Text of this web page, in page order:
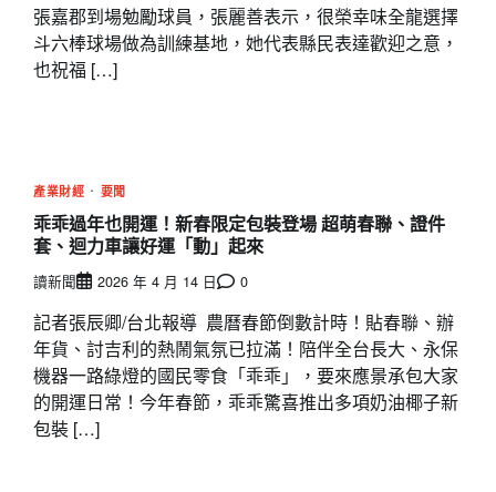
張嘉郡到場勉勵球員，張麗善表示，很榮幸味全龍選擇
斗六棒球場做為訓練基地，她代表縣民表達歡迎之意，
也祝福 […]
產業財經 要聞
乖乖過年也開運！新春限定包裝登場 超萌春聯、證件
套、迴力車讓好運「動」起來
讀新聞 2026 年 4 月 14 日 0
記者張辰卿/台北報導 農曆春節倒數計時！貼春聯、辦
年貨、討吉利的熱鬧氣氛已拉滿！陪伴全台長大、永保
機器一路綠燈的國民零食「乖乖」，要來應景承包大家
的開運日常！今年春節，乖乖驚喜推出多項奶油椰子新
包裝 […]